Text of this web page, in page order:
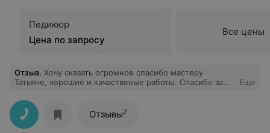
Педикюр
Цена по запросу
Все цены
Отзыв. Хочу сказать огромное спасибо мастеру
Татьяне, хорошие и качаственые работы. Спасибо за
Еще
Отзывы7